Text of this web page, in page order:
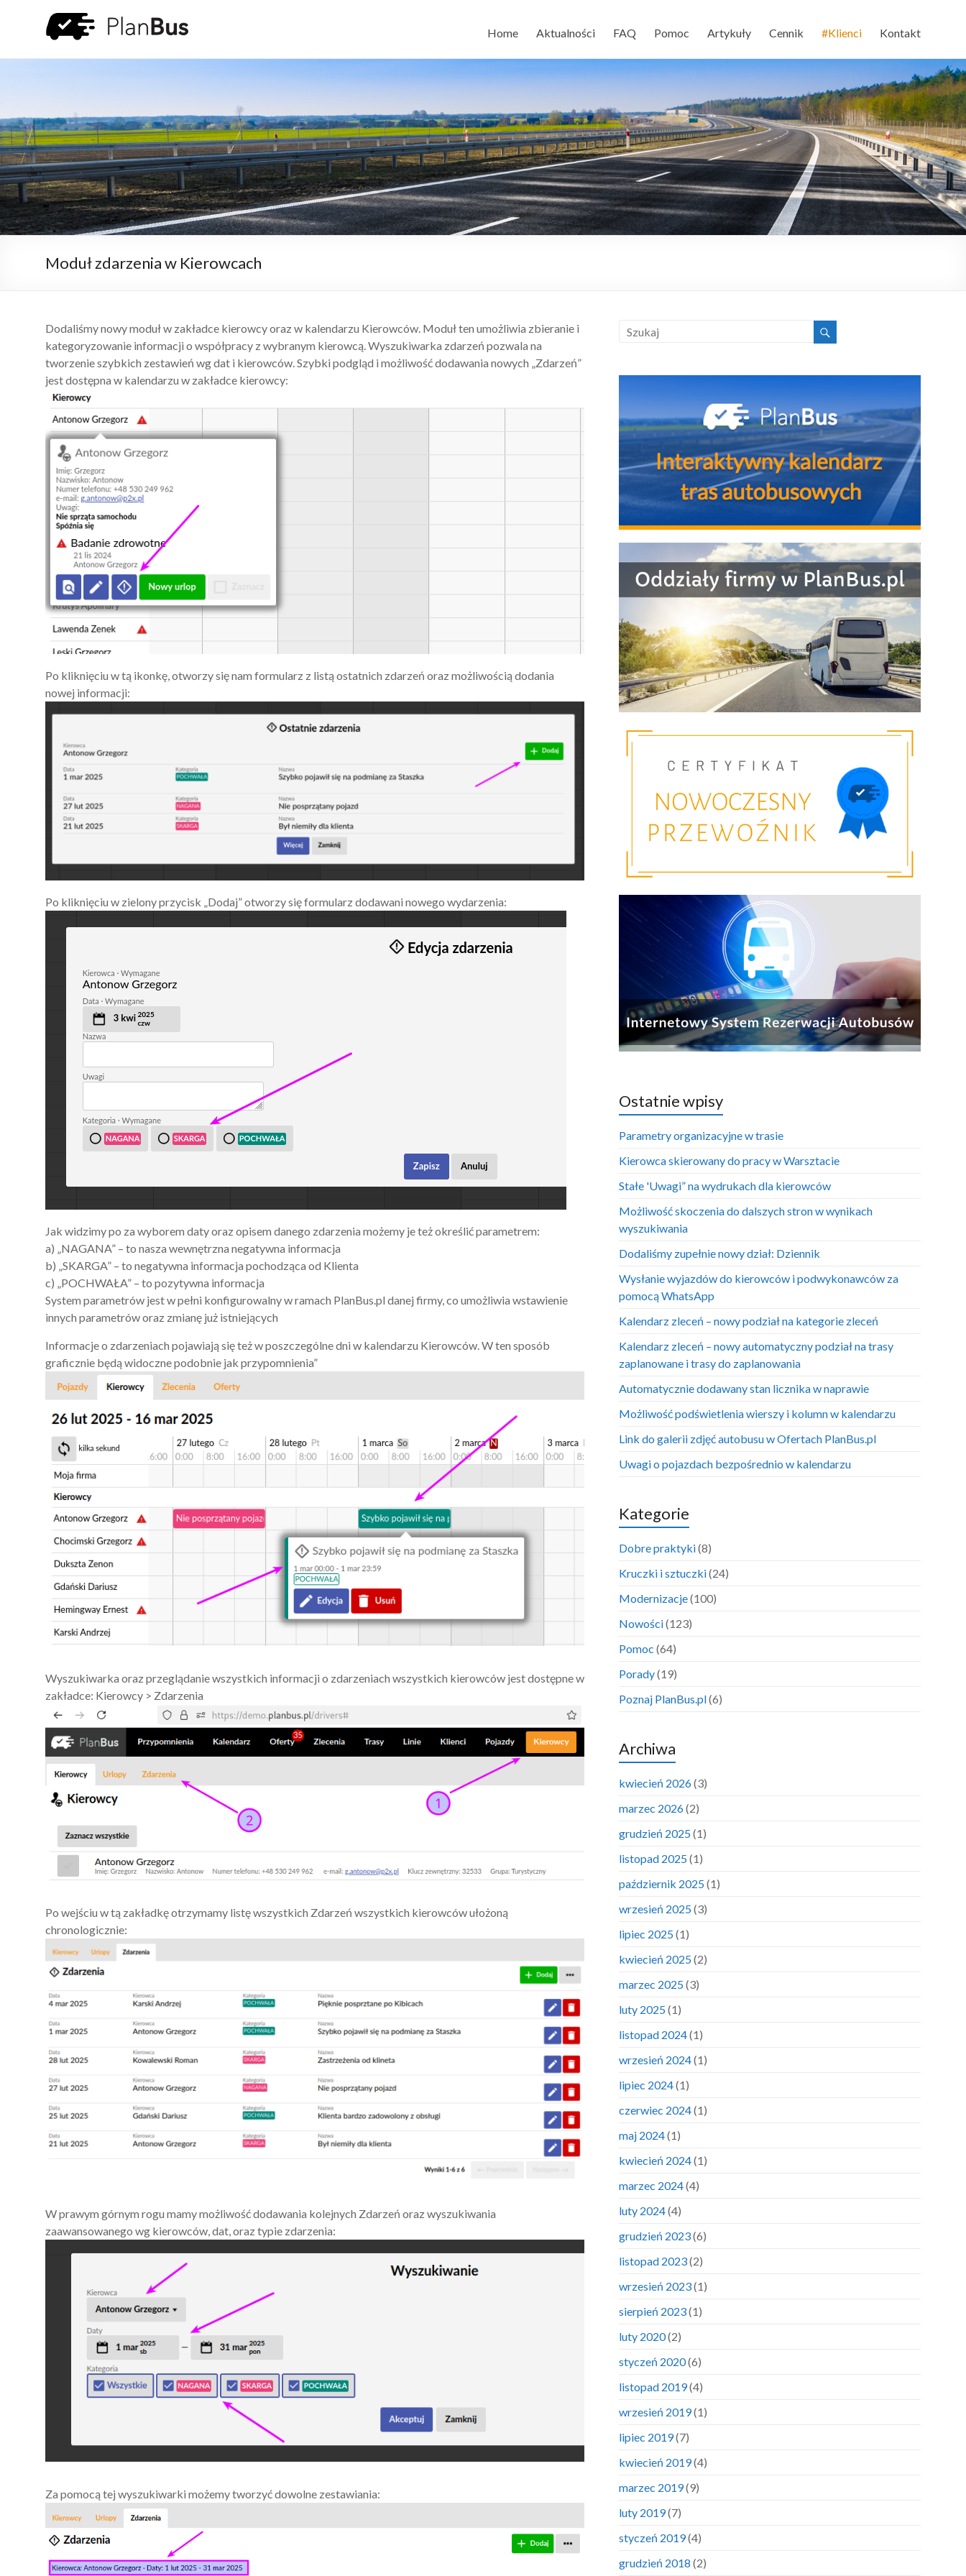
Home Aktualności FAQ Pomoc Artykuły Cennik #Klienci Kontakt
Moduł zdarzenia w Kierowcach
Dodaliśmy nowy moduł w zakładce kierowcy oraz w kalendarzu Kierowców. Moduł ten umożliwia zbieranie i
kategoryzowanie informacji o współpracy z wybranym kierowcą. Wyszukiwarka zdarzeń pozwala na
tworzenie szybkich zestawień wg dat i kierowców. Szybki podgląd i możliwość dodawania nowych „Zdarzeń”
jest dostępna w kalendarzu w zakładce kierowcy:
Po kliknięciu w tą ikonkę, otworzy się nam formularz z listą ostatnich zdarzeń oraz możliwością dodania
nowej informacji:
Po kliknięciu w zielony przycisk „Dodaj” otworzy się formularz dodawani nowego wydarzenia:
Jak widzimy po za wyborem daty oraz opisem danego zdarzenia możemy je też określić parametrem:
a) „NAGANA” – to nasza wewnętrzna negatywna informacja
b) „SKARGA” – to negatywna informacja pochodząca od Klienta
c) „POCHWAŁA” – to pozytywna informacja
System parametrów jest w pełni konfigurowalny w ramach PlanBus.pl danej firmy, co umożliwia wstawienie
innych parametrów oraz zmianę już istniejących
Informacje o zdarzeniach pojawiają się też w poszczególne dni w kalendarzu Kierowców. W ten sposób
graficznie będą widoczne podobnie jak przypomnienia”
Wyszukiwarka oraz przeglądanie wszystkich informacji o zdarzeniach wszystkich kierowców jest dostępne w
zakładce: Kierowcy > Zdarzenia
Po wejściu w tą zakładkę otrzymamy listę wszystkich Zdarzeń wszystkich kierowców ułożoną
chronologicznie:
W prawym górnym rogu mamy możliwość dodawania kolejnych Zdarzeń oraz wyszukiwania
zaawansowanego wg kierowców, dat, oraz typie zdarzenia:
Za pomocą tej wyszukiwarki możemy tworzyć dowolne zestawiania:
Ostatnie wpisy
Parametry organizacyjne w trasie
Kierowca skierowany do pracy w Warsztacie
Stałe 'Uwagi” na wydrukach dla kierowców
Możliwość skoczenia do dalszych stron w wynikach
wyszukiwania
Dodaliśmy zupełnie nowy dział: Dziennik
Wysłanie wyjazdów do kierowców i podwykonawców za
pomocą WhatsApp
Kalendarz zleceń – nowy podział na kategorie zleceń
Kalendarz zleceń – nowy automatyczny podział na trasy
zaplanowane i trasy do zaplanowania
Automatycznie dodawany stan licznika w naprawie
Możliwość podświetlenia wierszy i kolumn w kalendarzu
Link do galerii zdjęć autobusu w Ofertach PlanBus.pl
Uwagi o pojazdach bezpośrednio w kalendarzu
Kategorie
Dobre praktyki(8)
Kruczki i sztuczki(24)
Modernizacje(100)
Nowości(123)
Pomoc (64)
Porady(19)
Poznaj PlanBus.pl(6)
Archiwa
kwiecień 2026(3)
marzec 2026(2)
grudzień 2025(1)
listopad 2025(1)
październik 2025(1)
wrzesień 2025(3)
lipiec 2025(1)
kwiecień 2025(2)
marzec 2025(3)
luty 2025(1)
listopad 2024(1)
wrzesień 2024(1)
lipiec 2024(1)
czerwiec 2024(1)
maj 2024(1)
kwiecień 2024(1)
marzec 2024(4)
luty 2024(4)
grudzień 2023(6)
listopad 2023(2)
wrzesień 2023(1)
sierpień 2023(1)
luty 2020(2)
styczeń 2020(6)
listopad 2019(4)
wrzesień 2019(1)
lipiec 2019(7)
kwiecień 2019(4)
marzec 2019(9)
luty 2019(7)
styczeń 2019(4)
grudzień 2018 (2)